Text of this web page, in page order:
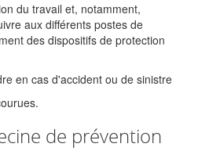
du travail et, notamment,
aux différents postes de
des dispositifs de protection
en cas d'accident ou de sinistre
de prévention